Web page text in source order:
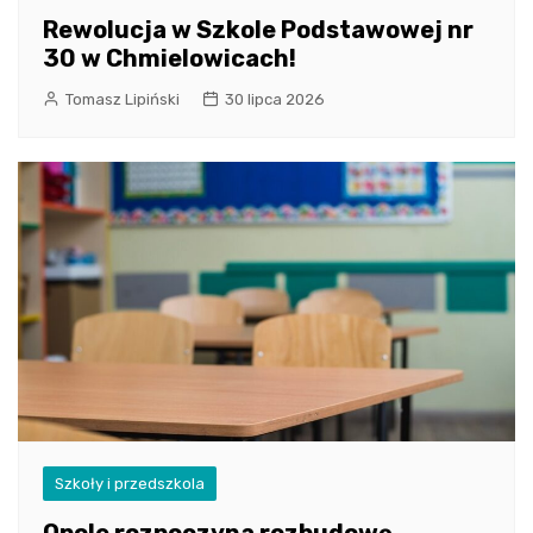
Rewolucja w Szkole Podstawowej nr
30 w Chmielowicach!
Tomasz Lipiński 30 lipca 2026
Szkoły i przedszkola